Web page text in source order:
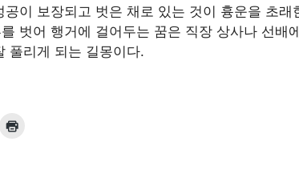
공이 보장되고 벗은 채로 있는 것이 흉운을 초래
벗어 행거에 걸어두는 꿈은 직장 상사나 선배
풀리게 되는 길몽이다.